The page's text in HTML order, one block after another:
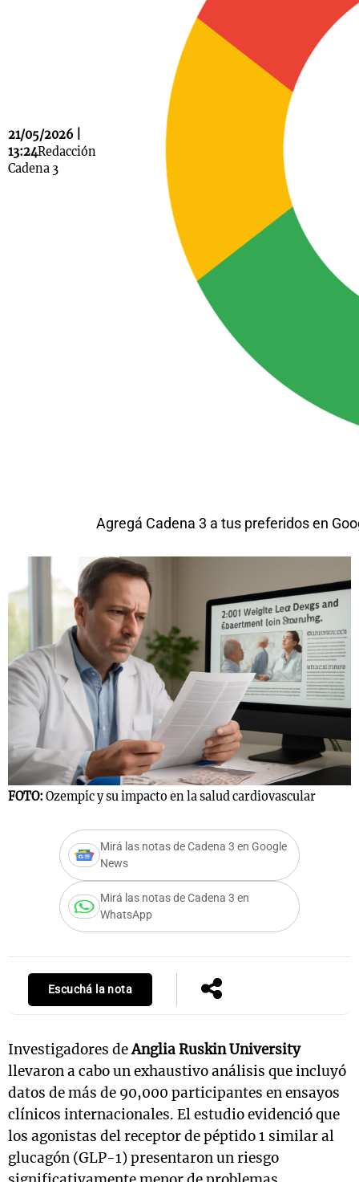
21/05/2026 |
13:24Redacción
Cadena 3
Agregá Cadena 3 a tus preferidos en
FOTO: Ozempic y su impacto en la salud cardiovascular
Mirá las notas de Cadena 3 en Google
News
Mirá las notas de Cadena 3 en
WhatsApp
Escuchá la nota
Investigadores deAnglia Ruskin University
llevaron a cabo un exhaustivo análisis que incluyó
datos de más de 90,000 participantes en ensayos
clínicos internacionales. El estudio evidenció que
los agonistas del receptor de péptido 1 similar al
glucagón (GLP-1) presentaron un riesgo
La Sole en
Cadena 3